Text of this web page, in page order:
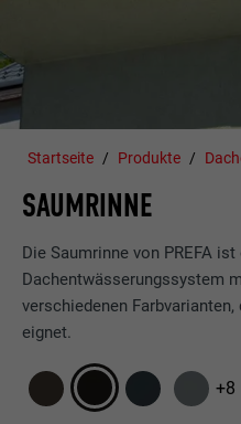
Startseite Produkte
SAUMRINNE
Die Saumrinne von PREFA
Dachentwässerungssystem
verschiedenen
eignet.
+8